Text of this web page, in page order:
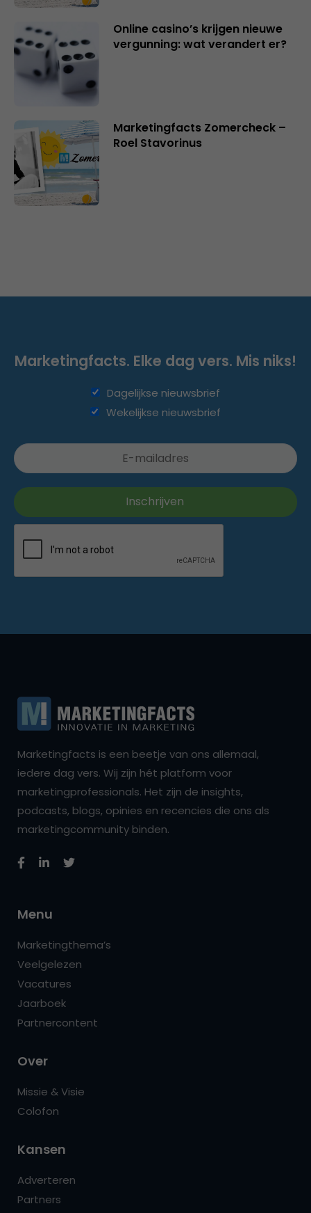
Online casino’s krijgen nieuwe
vergunning: wat verandert er?
Marketingfacts Zomercheck –
Roel Stavorinus
Marketingfacts. Elke dag vers. Mis niks!
Dagelijkse nieuwsbrief
Wekelijkse nieuwsbrief
Marketingfacts is een beetje van ons allemaal,
iedere dag vers. Wij zijn hét platform voor
marketingprofessionals. Het zijn de insights,
podcasts, blogs, opinies en recencies die ons als
marketingcommunity binden.
Menu
Marketingthema’s
Veelgelezen
Vacatures
Jaarboek
Partnercontent
Over
Missie & Visie
Colofon
Kansen
Adverteren
Partners